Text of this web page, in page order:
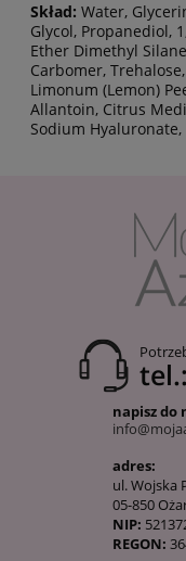
Skład: Water,
Glycol, Propanediol,
Ether Dimethyl
Carbomer,
Limonum (Lemon)
Allantoin, Citrus
Sodium Hyaluronate,
napisz do
adres:
ul. Wojska
05-850
NIP:
REGON: